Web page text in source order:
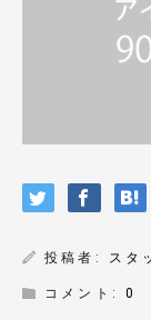
投稿者: スタ
コメント:0